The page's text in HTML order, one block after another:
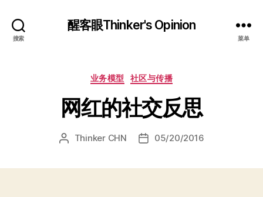
搜索
醒客眼Thinker's Opinion
菜单
分
业务模型 社区与传播
网红的社交反思
文 Thinker CHN
发 05/20/2016